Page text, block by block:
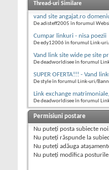
Thread-uri Similare
vand site angajat.ro
De adisteff2005 în forumul
Cumpar linkuri - nisa poezii
De edy12006 în forumul Link-
Vand link site wide pe site
De deadworldisee în forumul
SUPER OFERTA!!! - Vand
De style în forumul Link-uri/
Link exchange
De deadworldisee în forumul
Permisiuni postare
Nu puteţi posta subiecte
Nu puteţi răspunde la
Nu puteţi adăuga
Nu puteţi modifica